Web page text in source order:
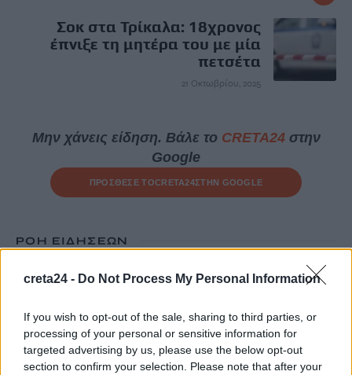
creta24 - Do Not Process My Personal Information
If you wish to opt-out of the sale, sharing to third parties, or
processing of your personal or sensitive information for
targeted advertising by us, please use the below opt-out
section to confirm your selection. Please note that after your
Σοκ στα Τρίκαλα: 18χρονος
έπνιξε τη μητέρα του με μία
πετσέτα
21 Οκτωβρίου, 2025
Μην χάνεις είδηση. Βάλε το CRETA24στην
Google
ΠΡΟΣΘΕΣΕ ΤΟCRETA24ΣΤΗΝ GOOGLE
ΡΟΗ ΕΙΔΗΣΕΩΝ
Ελένη Βουλγαράκη για τις φήμες χωρισμού με τον Φώτη
7 Αυγούστου, 2026
ΗΠΑ: 15χρονος ντυμένος κλόουν φέρεται να σκότωσε 78χρονο